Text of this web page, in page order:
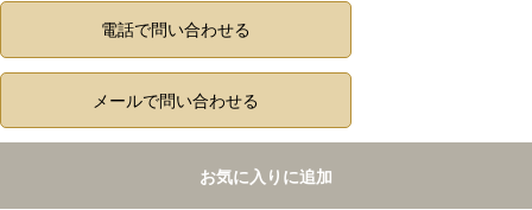
電話で問い合わせる
メールで問い合わせる
お気に入りに追加